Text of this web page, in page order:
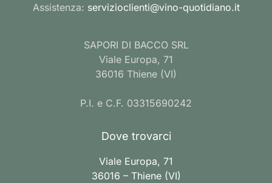
Assistenza: servizioclienti@vino-quotidiano.it
SAPORI DI BACCO SRL
Viale Europa, 71
36016 Thiene (VI)
P.I. e C.F. 03315690242
Dove trovarci
Viale Europa, 71
36016 – Thiene (VI)